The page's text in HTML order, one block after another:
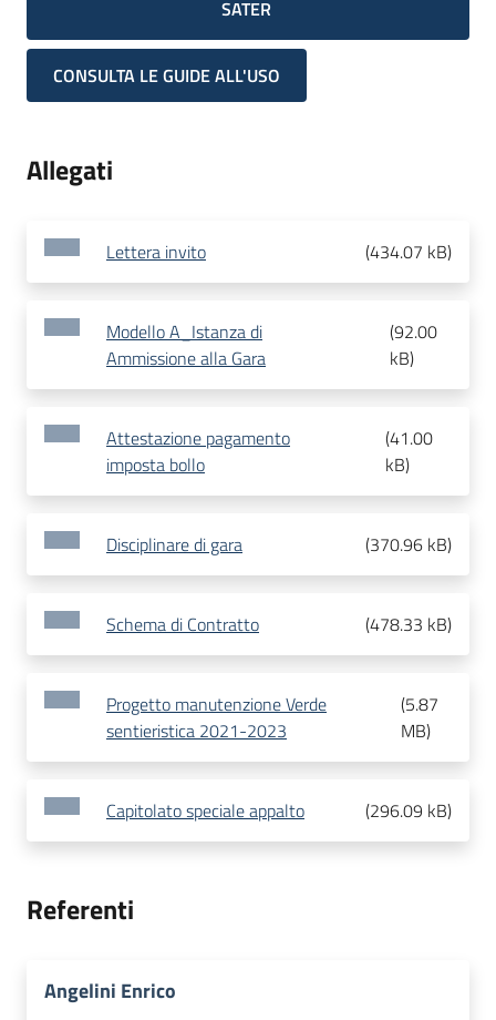
SATER
CONSULTA LE GUIDE ALL'USO
Allegati
Lettera invito (434.07 kB)
Modello A_Istanza di
Ammissione alla Gara
(92.00
kB)
Attestazione pagamento
imposta bollo
(41.00
kB)
Disciplinare di gara (370.96 kB)
Schema di Contratto (478.33 kB)
Progetto manutenzione Verde
sentieristica 2021-2023
(5.87
MB)
Capitolato speciale appalto (296.09 kB)
Referenti
Angelini Enrico